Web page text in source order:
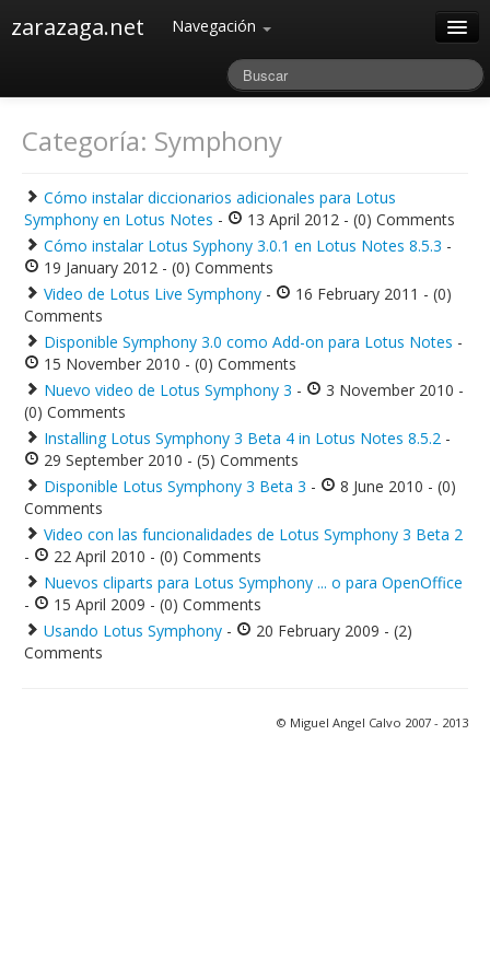
zarazaga.net Navegación
Categoría: Symphony
Cómo instalar diccionarios adicionales para Lotus
Symphony en Lotus Notes -
13 April 2012 - (0) Comments
Cómo instalar Lotus Syphony 3.0.1 en Lotus Notes 8.5.3 -
19 January 2012 - (0) Comments
Video de Lotus Live Symphony -
16 February 2011 - (0)
Comments
Disponible Symphony 3.0 como Add-on para Lotus Notes -
15 November 2010 - (0) Comments
Nuevo video de Lotus Symphony 3 -
3 November 2010 -
(0) Comments
Installing Lotus Symphony 3 Beta 4 in Lotus Notes 8.5.2 -
29 September 2010 - (5) Comments
Disponible Lotus Symphony 3 Beta 3 -
8 June 2010 - (0)
Comments
Video con las funcionalidades de Lotus Symphony 3 Beta 2
-
22 April 2010 - (0) Comments
Nuevos cliparts para Lotus Symphony ... o para OpenOffice
-
15 April 2009 - (0) Comments
Usando Lotus Symphony -
20 February 2009 - (2)
Comments
© Miguel Angel Calvo 2007 - 2013